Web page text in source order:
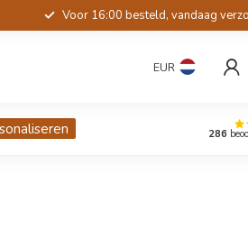
Voor 16:00 besteld, vandaag
EUR
286